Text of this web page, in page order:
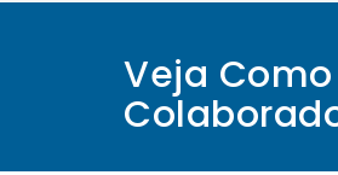
Veja Como